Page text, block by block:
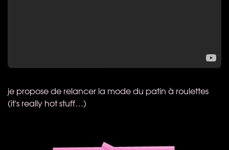
je propose de relancer la mode du patin à roulettes
(it's really hot stuff…)